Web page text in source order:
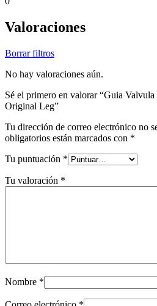
Valoraciones
Borrar filtros
No hay valoraciones aún.
Sé el primero en valorar “Guia
Original Leg”
Tu dirección de correo electrónico no
obligatorios están marcados con *
Tu puntuación *
Tu valoración *
Nombre *